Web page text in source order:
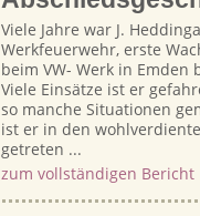
Viele Jahre war J.
Werkfeuerwehr, erste
beim VW- Werk in Emden
Viele Einsätze ist er
so manche Situationen
ist er in den
getreten ...
zum vollständigen Bericht